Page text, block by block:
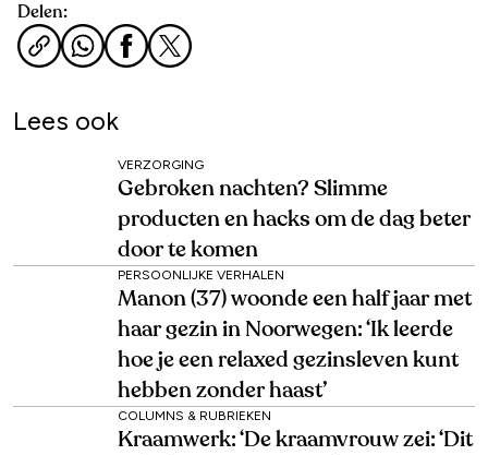
Delen:
Lees ook
VERZORGING
Gebroken nachten? Slimme
producten en hacks om de dag beter
door te komen
PERSOONLIJKE VERHALEN
Manon (37) woonde een half jaar met
haar gezin in Noorwegen: ‘Ik leerde
hoe je een relaxed gezinsleven kunt
hebben zonder haast’
COLUMNS & RUBRIEKEN
Kraamwerk: ‘De kraamvrouw zei: ‘Dit